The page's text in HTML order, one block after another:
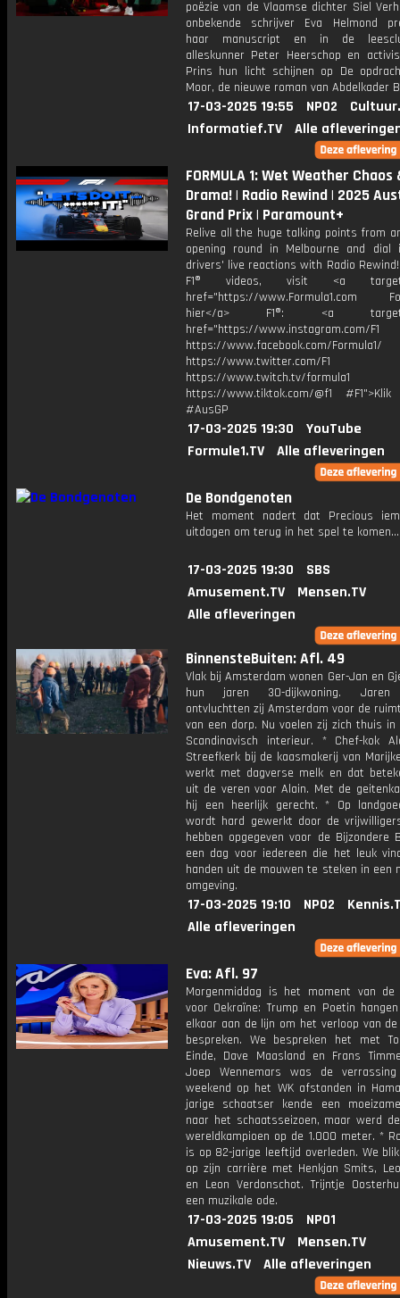
poëzie van de Vlaamse dichter Siel
onbekende schrijver Eva Helmond
haar manuscript en in de
alleskunner Peter Heerschop en
Prins hun licht schijnen op De
Moor, de nieuwe roman van Abdelkader
17-03-2025 19:55 NPO2
Informatief.TV
Alle
FORMULA 1: Wet Weather Chaos
Drama! | Radio Rewind | 2025
Grand Prix | Paramount+
Relive all the huge talking points from
opening round in Melbourne and
drivers' live reactions with Radio
F1® videos, visit <a
href="https://www.Formula1.com
hier</a> F1®: <a
href="https://www.instagram.com/F1
https://www.facebook.com/Formula1/
https://www.twitter.com/F1
https://www.twitch.tv/formula1
https://www.tiktok.com/@f1
#AusGP
17-03-2025 19:30
YouTube
Formule1.TV
Alle afleveringen
De Bondgenoten
Het moment nadert dat Precious
uitdagen om terug in het spel te komen...
17-03-2025 19:30
SBS
Amusement.TV
Mensen.TV
Alle afleveringen
BinnensteBuiten: Afl. 49
Vlak bij Amsterdam wonen Ger-Jan en
hun jaren 30-dijkwoning. Jaren
ontvluchtten zij Amsterdam voor de
van een dorp. Nu voelen zij zich thuis
Scandinavisch interieur. * Chef-kok
Streefkerk bij de kaasmakerij van
werkt met dagverse melk en dat
uit de veren voor Alain. Met de
hij een heerlijk gerecht. * Op
wordt hard gewerkt door de
hebben opgegeven voor de Bijzondere
een dag voor iedereen die het leuk
handen uit de mouwen te steken in een
omgeving.
17-03-2025 19:10 NPO2
Alle afleveringen
Eva: Afl. 97
Morgenmiddag is het moment van de
voor Oekraïne: Trump en Poetin
elkaar aan de lijn om het verloop van
bespreken. We bespreken het met
Einde, Dave Maasland en Frans
Joep Wennemars was de
weekend op het WK afstanden in
jarige schaatser kende een
naar het schaatsseizoen, maar werd
wereldkampioen op de 1.000 meter. *
is op 82-jarige leeftijd overleden. We
op zijn carrière met Henkjan Smits,
en Leon Verdonschot. Trijntje
een muzikale ode.
17-03-2025 19:05
NPO1
Amusement.TV
Mensen.TV
Nieuws.TV
Alle afleveringen